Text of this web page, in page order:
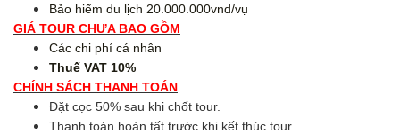
Bảo hiểm du lịch 20.000.000vnd/vụ
GIÁ TOUR CHƯA BAO GỒM
Các chi phí cá nhân
Thuế VAT 10%
CHÍNH SÁCH THANH TOÁN
Đặt cọc 50% sau khi chốt tour.
Thanh toán hoàn tất trước khi kết thúc tour